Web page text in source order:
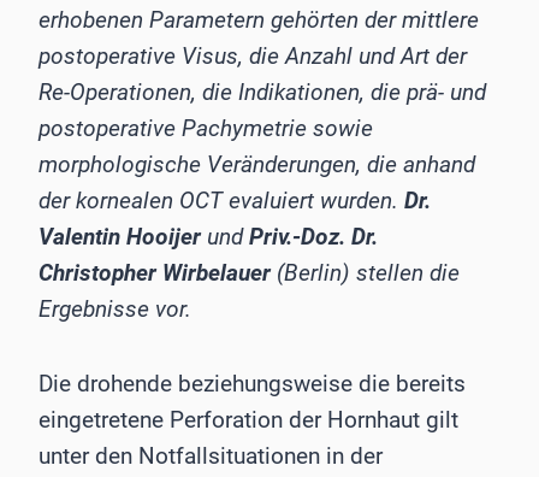
erhobenen Parametern gehörten der mittlere
postoperative Visus, die Anzahl und Art der
Re-Operationen, die Indi­­ka­­tio­­nen, die prä- und
postoperative Pachymetrie sowie
morphologische Veränderungen, die anhand
der kornealen OCT evaluiert wurden. Dr.
Valentin HooijerundPriv.-Doz. Dr.
Christopher Wirbelauer(Berlin) stellen die
Ergebnisse vor.
Die drohende beziehungsweise die bereits
eingetretene Perforation der Hornhaut gilt
unter den Notfallsituationen in der